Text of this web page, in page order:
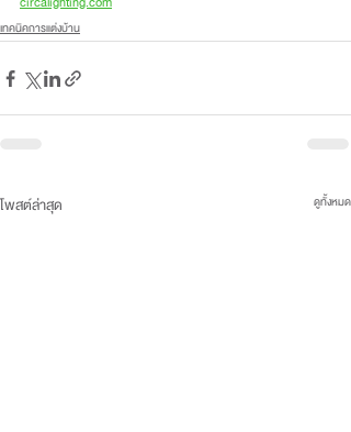
เทคนิคการแต่งบ้าน
โพสต์ล่าสุด ดูทั้งหมด